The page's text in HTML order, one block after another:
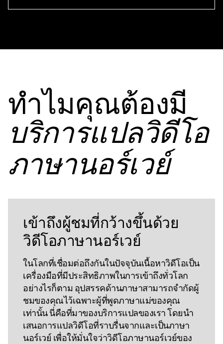
ทําไมคุณต้องมี
บริการแปลวิดีโอ
ภาษานอร์เวย์
เข้าถึงผู้ชมที่กว้างขึ้นด้วย
วิดีโอภาษานอร์เวย์
ในโลกที่เชื่อมต่อถึงกันในปัจจุบันเนื้อหาวิดีโอเป็น
เครื่องมือที่มีประสิทธิภาพในการเข้าถึงทั่วโลก
อย่างไรก็ตาม อุปสรรคด้านภาษาสามารถจํากัดผู้
ชมของคุณไว้เฉพาะผู้ที่พูดภาษาแม่ของคุณ
เท่านั้น นี่คือที่มาของบริการแปลของเรา โดยนํา
เสนอการแปลวิดีโอที่ราบรื่นจากและเป็นภาษา
นอร์เวย์ เพื่อให้มั่นใจว่าวิดีโอภาษานอร์เวย์ของ